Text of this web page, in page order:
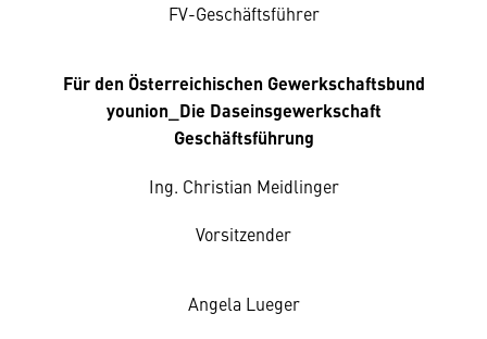
FV-Geschäftsführer
Für den Österreichischen Gewerkschaftsbund
younion_Die Daseinsgewerkschaft
Geschäftsführung
Ing. Christian Meidlinger
Vorsitzender
Angela Lueger